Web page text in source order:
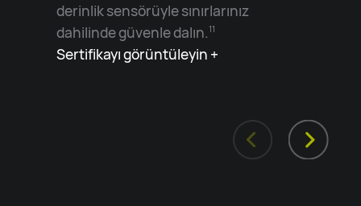
derinlik sensörüyle sınırlarınız
dahilinde güvenle dalın.11
Sertifikayı görüntüleyin +